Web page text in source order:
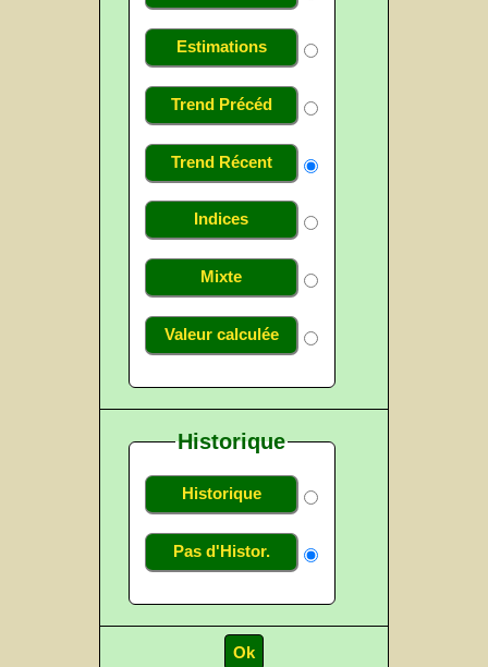
Estimations
Trend Précéd
Trend Récent
Indices
Mixte
Valeur calculée
Historique
Historique
Pas d'Histor.